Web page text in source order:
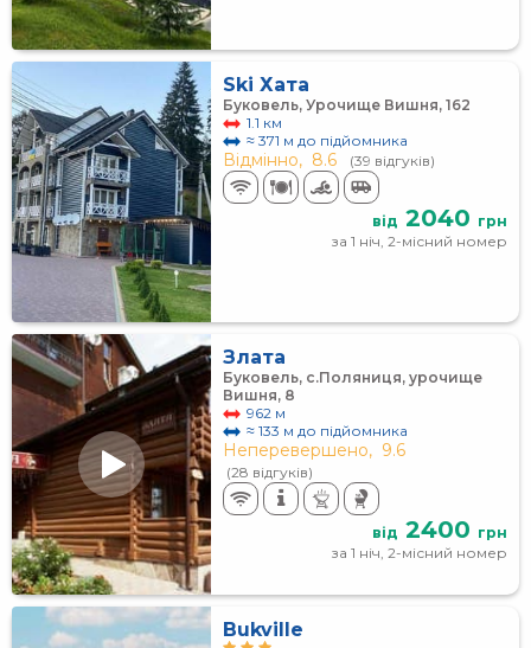
Ski Хата
Буковель, Урочище Вишня, 162
1.1 км
≈ 371 м до підйомника
Відмінно, 8.6 (39 відгуків)
від 2040 грн
за 1 ніч, 2-місний номер
Злата
Буковель, с.Поляниця, урочище
Вишня, 8
962 м
≈ 133 м до підйомника
Неперевершено, 9.6
(28 відгуків)
від 2400 грн
за 1 ніч, 2-місний номер
Bukville